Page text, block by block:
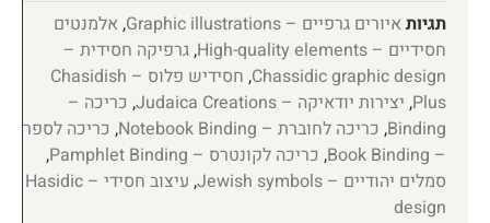
תגיות איורים גרפיים – Graphic illustrations , אלמנטים
חסידיים – High-quality elements
,גרפיקה חסידית –
Chassidic graphic design
,
חסידיש פלוס – Chasidish
Plus
, יצירות יודאיקה – Judaica Creations , כריכה –
Binding
, כריכה לחוברת – Notebook Binding , כריכה לספר
– Book Binding
, כריכה לקונטרס – Pamphlet Binding
,
סמלים יהודיים – Jewish symbols
,
עיצוב חסידי – Hasidic
design